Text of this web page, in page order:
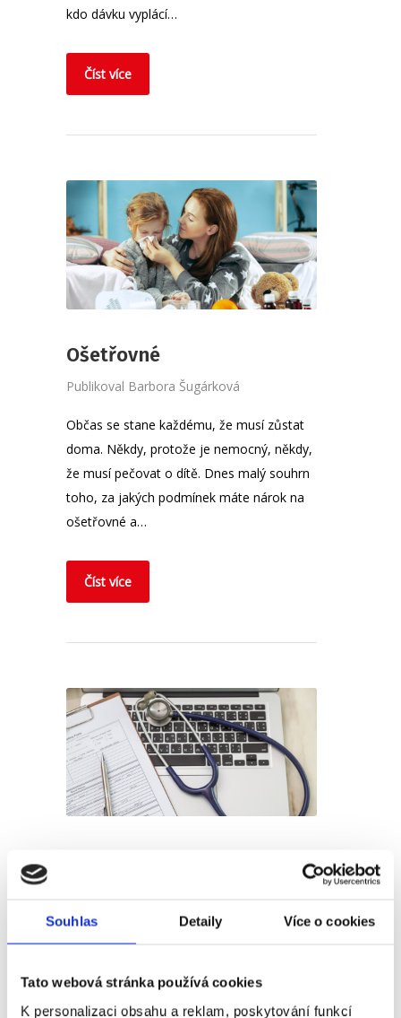
Souhlas Detaily Více o cookies
Tato webová stránka používá cookies
K personalizaci obsahu a reklam, poskytování funkcí
kdo dávku vyplácí…
Číst více
Ošetřovné
Publikoval Barbora Šugárková
Občas se stane každému, že musí zůstat
doma. Někdy, protože je nemocný, někdy,
že musí pečovat o dítě. Dnes malý souhrn
toho, za jakých podmínek máte nárok na
ošetřovné a…
Číst více
Nemocenská x ošetřovné?
Publikoval Barbora Šugárková
doma. Někdy, protože je nemocný, někdy,
že musí pečovat o dítě. Dnes malý souhrn